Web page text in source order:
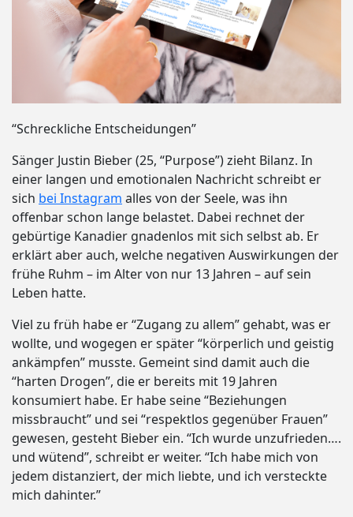
“Schreckliche Entscheidungen”
Sänger Justin Bieber (25, “Purpose”) zieht Bilanz. In
einer langen und emotionalen Nachricht schreibt er
sich bei Instagram alles von der Seele, was ihn
offenbar schon lange belastet. Dabei rechnet der
gebürtige Kanadier gnadenlos mit sich selbst ab. Er
erklärt aber auch, welche negativen Auswirkungen der
frühe Ruhm – im Alter von nur 13 Jahren – auf sein
Leben hatte.
Viel zu früh habe er “Zugang zu allem” gehabt, was er
wollte, und wogegen er später “körperlich und geistig
ankämpfen” musste. Gemeint sind damit auch die
“harten Drogen”, die er bereits mit 19 Jahren
konsumiert habe. Er habe seine “Beziehungen
missbraucht” und sei “respektlos gegenüber Frauen”
gewesen, gesteht Bieber ein. “Ich wurde unzufrieden….
und wütend”, schreibt er weiter. “Ich habe mich von
jedem distanziert, der mich liebte, und ich versteckte
mich dahinter.”